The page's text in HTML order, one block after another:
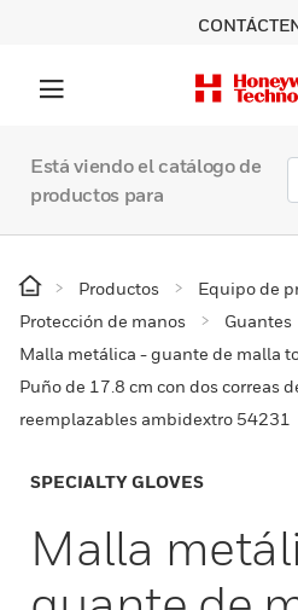
Está viendo el catálogo de
productos para
Productos
Equipo de
Protección de manos
Guantes
Malla metálica - guante de malla
Puño de 17.8 cm con dos correas
reemplazables ambidextro 54231
SPECIALTY GLOVES
Malla